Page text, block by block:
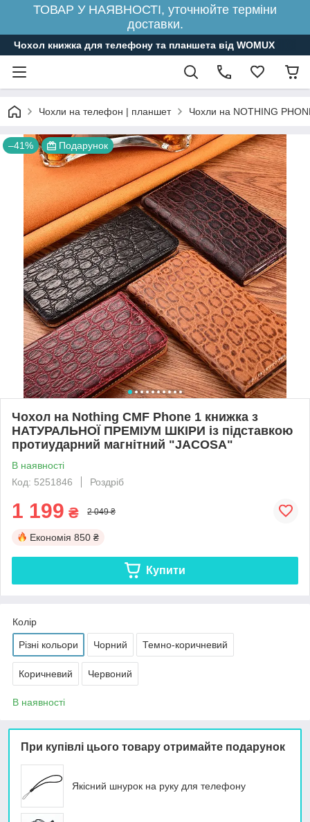
ТОВАР У НАЯВНОСТІ, уточнюйте терміни
доставки.
Чохол книжка для телефону та планшета від WOMUX
Чохли на телефон | планшет Чохли на NOTHING
–41% Подарунок
Чохол на Nothing CMF Phone 1 книжка з
НАТУРАЛЬНОЇ ПРЕМІУМ ШКІРИ із підставкою
протиударний магнітний "JACOSA"
В наявності
Код: 5251846
Роздріб
1 199 ₴ 2 049 ₴
Економія 850 ₴
Купити
Колір
Різні кольори Чорний Темно-коричневий
Коричневий Червоний
В наявності
При купівлі цього товару отримайте подарунок
Якісний шнурок на руку для телефону